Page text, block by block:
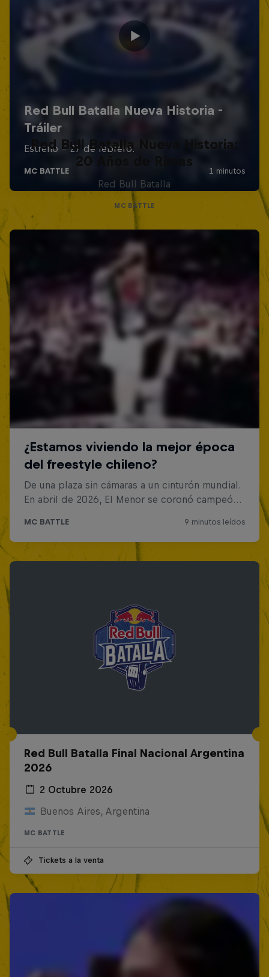
Red Bull Batalla Nueva Historia:
20 Años de Rimas
Red Bull Batalla
MC BATTLE
Red Bull Batalla Final Nacional Argentina
2026
2 Octubre 2026
Buenos Aires, Argentina
MC BATTLE
Tickets a la venta